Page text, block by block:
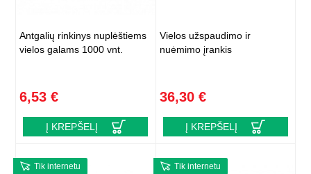
Antgalių rinkinys nuplėštiems
vielos galams 1000 vnt.
6,53 €
Į KREPŠELĮ
Vielos užspaudimo ir
nuėmimo įrankis
36,30 €
Į KREPŠELĮ
Tik internetu Tik internetu